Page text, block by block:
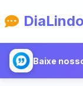
DiaLindo
Baixe